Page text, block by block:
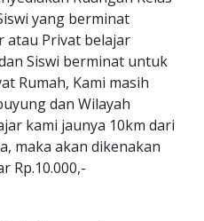
yang berminat
atau Privat belajar
Siswi berminat untuk
Rumah, Kami masih
dan Wilayah
kami jaunya 10km dari
maka akan dikenakan
Rp.10.000,-